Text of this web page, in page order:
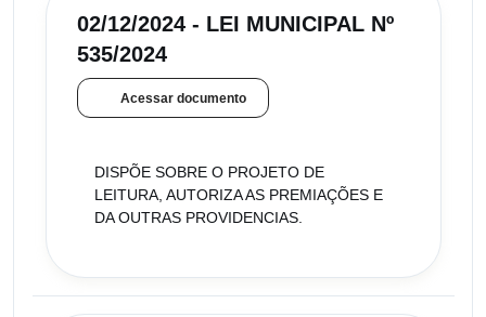
02/12/2024 - LEI MUNICIPAL Nº
535/2024
Acessar documento
DISPÕE SOBRE O PROJETO DE
LEITURA, AUTORIZA AS PREMIAÇÕES E
DA OUTRAS PROVIDENCIAS.